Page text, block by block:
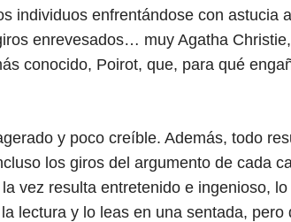
individuos enfrentándose con astucia
enrevesados… muy Agatha
conocido, Poirot, que, para qué
y poco creíble. Además, todo
los giros del argumento de cada
vez resulta entretenido e ingenioso,
lectura y lo leas en una sentada, pero